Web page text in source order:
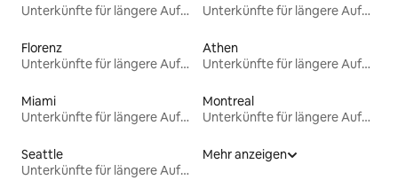
Unterkünfte für längere Aufenthalte
Unterkünfte für längere Aufenthalte
Florenz
Unterkünfte für längere Aufenthalte
Athen
Unterkünfte für längere Aufenthalte
Miami
Unterkünfte für längere Aufenthalte
Montreal
Unterkünfte für längere Aufenthalte
Seattle
Unterkünfte für längere Aufenthalte
Mehr anzeigen